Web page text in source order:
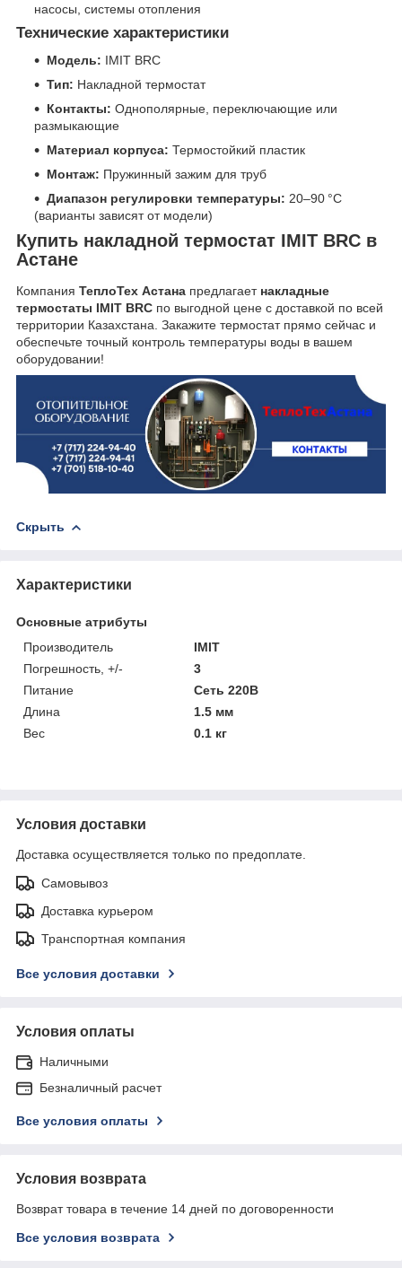
насосы, системы отопления
Технические характеристики
Модель: IMIT BRC
Тип: Накладной термостат
Контакты: Однополярные, переключающие или
размыкающие
Материал корпуса: Термостойкий пластик
Монтаж: Пружинный зажим для труб
Диапазон регулировки температуры: 20–90 °C
(варианты зависят от модели)
Купить накладной термостат IMIT BRC в
Астане
Компания ТеплоТех Астана предлагает накладные
термостаты IMIT BRC по выгодной цене с доставкой по всей
территории Казахстана. Закажите термостат прямо сейчас и
обеспечьте точный контроль температуры воды в вашем
оборудовании!
Скрыть
Характеристики
Основные атрибуты
Производитель
IMIT
Погрешность, +/-
3
Питание
Сеть 220В
Длина
1.5 мм
Вес
0.1 кг
Условия доставки
Доставка осуществляется только по предоплате.
Самовывоз
Доставка курьером
Транспортная компания
Все условия доставки
Условия оплаты
Наличными
Безналичный расчет
Все условия оплаты
Условия возврата
Возврат товара в течение 14 дней по договоренности
Все условия возврата